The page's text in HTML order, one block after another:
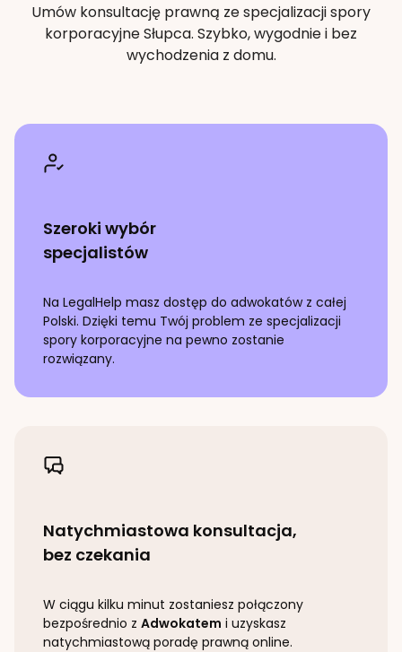
Umów konsultację prawną ze specjalizacjispory
korporacyjneSłupca. Szybko, wygodnie i bez
wychodzenia z domu.
Szeroki wybór
specjalistów
Na LegalHelp masz dostęp do adwokatów z całej
Polski. Dzięki temu Twój problem ze specjalizacji
spory korporacyjne na pewno zostanie
rozwiązany.
Natychmiastowa konsultacja,
bez czekania
W ciągu kilku minut zostaniesz połączony
bezpośrednio z Adwokatem i uzyskasz
natychmiastową poradę prawną online.